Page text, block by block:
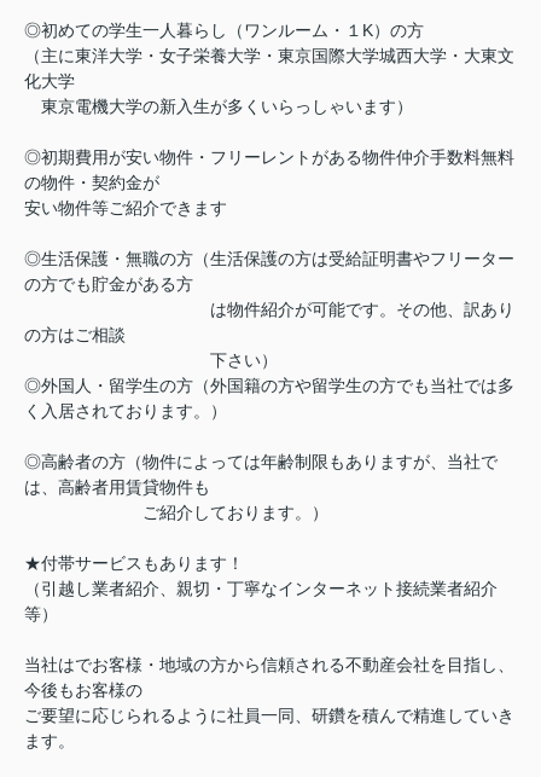
◎初めての学生一人暮らし（ワンルーム・１K）の方
（主に東洋大学・女子栄養大学・東京国際大学城西大学・大東文
化大学
東京電機大学の新入生が多くいらっしゃいます）
◎初期費用が安い物件・フリーレントがある物件仲介手数料無料
の物件・契約金が
安い物件等ご紹介できます
◎生活保護・無職の方（生活保護の方は受給証明書やフリーター
の方でも貯金がある方
は物件紹介が可能です。その他、訳あり
の方はご相談
下さい）
◎外国人・留学生の方（外国籍の方や留学生の方でも当社では多
く入居されております。）
◎高齢者の方（物件によっては年齢制限もありますが、当社で
は、高齢者用賃貸物件も
ご紹介しております。）
★付帯サービスもあります！
（引越し業者紹介、親切・丁寧なインターネット接続業者紹介
等）
当社はでお客様・地域の方から信頼される不動産会社を目指し、
今後もお客様の
ご要望に応じられるように社員一同、研鑽を積んで精進していき
ます。